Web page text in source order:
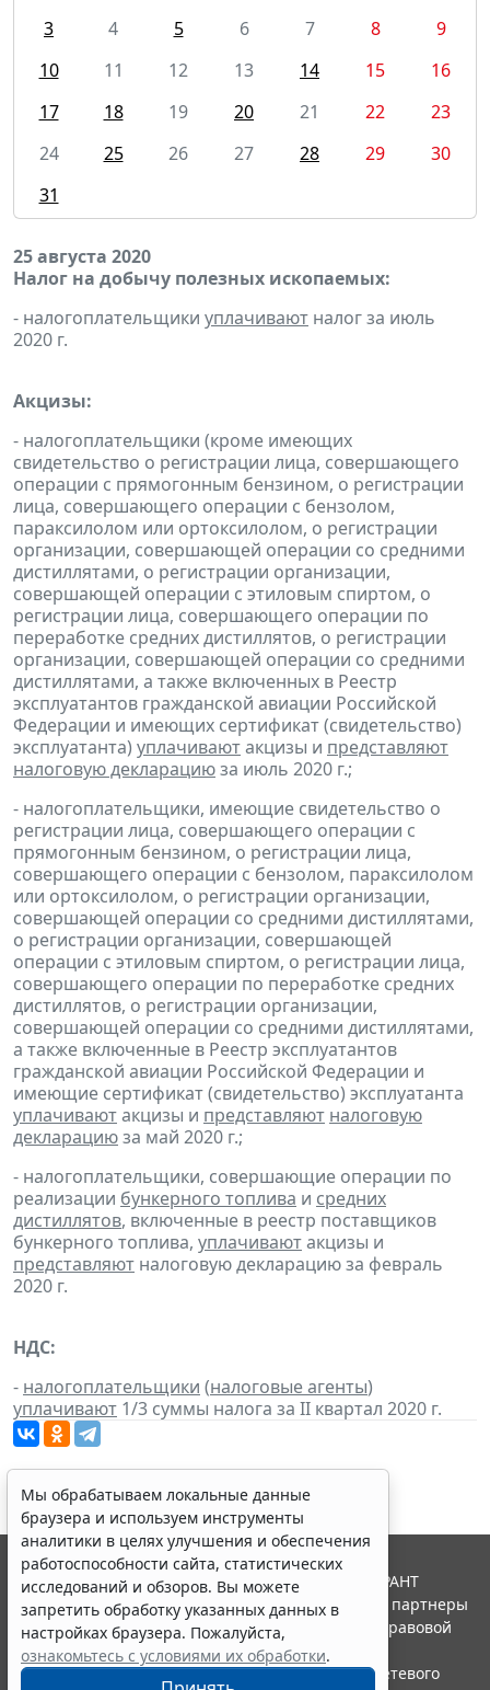
3
4 5 6 7 8
9
10
11 12 13 14 15
16
17
18 19 20 21 22
23
24
25 26 27 28 29
30
31
25 августа 2020
Налог на добычу полезных ископаемых:
- налогоплательщики уплачивают налог за июль
2020 г.
Акцизы:
- налогоплательщики (кроме имеющих
свидетельство о регистрации лица, совершающего
операции с прямогонным бензином, о регистрации
лица, совершающего операции с бензолом,
параксилолом или ортоксилолом, о регистрации
организации, совершающей операции со средними
дистиллятами, о регистрации организации,
совершающей операции с этиловым спиртом, о
регистрации лица, совершающего операции по
переработке средних дистиллятов, о регистрации
организации, совершающей операции со средними
дистиллятами, а также включенных в Реестр
эксплуатантов гражданской авиации Российской
Федерации и имеющих сертификат (свидетельство)
эксплуатанта) уплачиваютакцизы и представляют
налоговую декларациюза июль 2020 г.;
- налогоплательщики, имеющие свидетельство о
регистрации лица, совершающего операции с
прямогонным бензином, о регистрации лица,
совершающего операции с бензолом, параксилолом
или ортоксилолом, о регистрации организации,
совершающей операции со средними дистиллятами,
о регистрации организации, совершающей
операции с этиловым спиртом, о регистрации лица,
совершающего операции по переработке средних
дистиллятов, о регистрации организации,
совершающей операции со средними дистиллятами,
а также включенные в Реестр эксплуатантов
гражданской авиации Российской Федерации и
имеющие сертификат (свидетельство) эксплуатанта
уплачиваютакцизы и представляют налоговую
декларациюза май 2020 г.;
- налогоплательщики, совершающие операции по
реализации бункерного топлива и средних
дистиллятов, включенные в реестр поставщиков
бункерного топлива, уплачиваютакцизы и
представляют налоговую декларацию за февраль
2020 г.
НДС:
- налогоплательщики (налоговые агенты)
уплачивают 1/3 суммы налога за II квартал 2020 г.
Мы обрабатываем локальные данные
браузера и используем инструменты
аналитики в целях улучшения и обеспечения
работоспособности сайта, статистических
исследований и обзоров. Вы можете
запретить обработку указанных данных в
настройках браузера. Пожалуйста,
ознакомьтесь с условиями их обработки.
© ООО "НПП "ГАРАНТ-СЕРВИС", 2026. Система ГАРАНТ
выпускается с 1990 года. Компания "Гарант" и ее партнеры
являются участниками Российской ассоциации правовой
информации ГАРАНТ.
Портал ГАРАНТ.РУ зарегистрирован в качестве сетевого